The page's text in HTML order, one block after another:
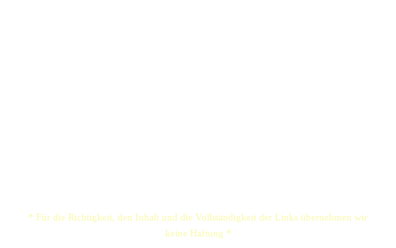
* Für die Richtigkeit, den Inhalt und die Vollständigkeit der Links übernehmen wir
keine Haftung *